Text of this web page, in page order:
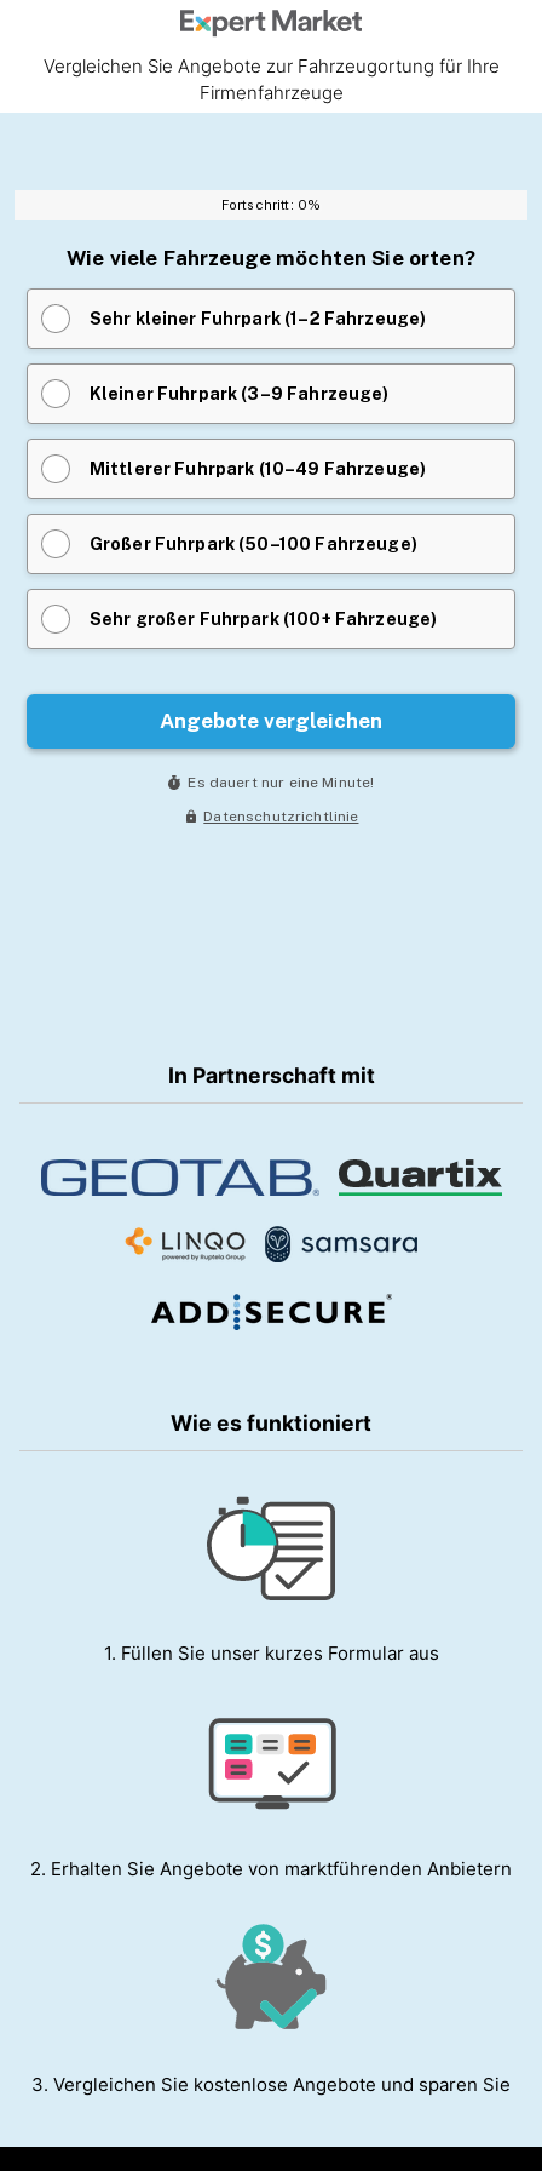
Vergleichen Sie Angebote zur Fahrzeugortung für Ihre
Firmenfahrzeuge
In Partnerschaft mit
Wie es funktioniert
1. Füllen Sie unser kurzes Formular aus
2. Erhalten Sie Angebote von marktführenden Anbietern
3. Vergleichen Sie kostenlose Angebote und sparen Sie